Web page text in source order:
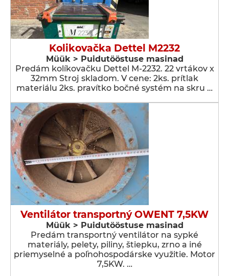
Kolikovačka Dettel M2232
Müük > Puidutööstuse masinad
Predám kolíkovačku Dettel M-2232. 22 vrtákov x
32mm Stroj skladom. V cene: 2ks. prítlak
materiálu 2ks. pravítko bočné systém na skru …
Ventilátor transportný OWENT 7,5KW
Müük > Puidutööstuse masinad
Predám transportný ventilátor na sypké
materiály, pelety, piliny, štiepku, zrno a iné
priemyselné a poľnohospodárske využitie. Motor
7,5KW. …